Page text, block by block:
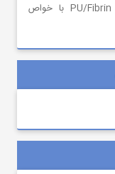
دانلود مقاله آماده سازی داربست عروقی PU/Fibrin با خواص